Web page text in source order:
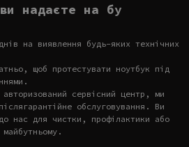
надаєте на бу
на виявлення будь-яких технічних
щоб протестувати ноутбук під
сервісний центр, ми
обслуговування. Ви
нас для чистки, профілактики або